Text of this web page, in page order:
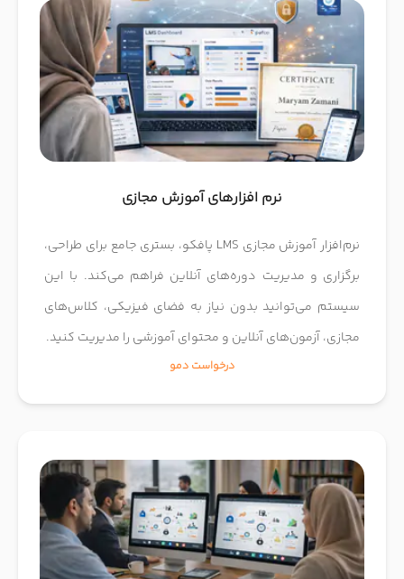
نرم افزارهای آموزش مجازی
نرم‌افزار آموزش مجازی LMS پافکو، بستری جامع برای طراحی،
برگزاری و مدیریت دوره‌های آنلاین فراهم می‌کند. با این
سیستم می‌توانید بدون نیاز به فضای فیزیکی، کلاس‌های
مجازی، آزمون‌های آنلاین و محتوای آموزشی را مدیریت کنید.
درخواست دمو